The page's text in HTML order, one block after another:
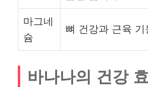
마그네
슘
뼈 건강과 근육
바나나의 건강